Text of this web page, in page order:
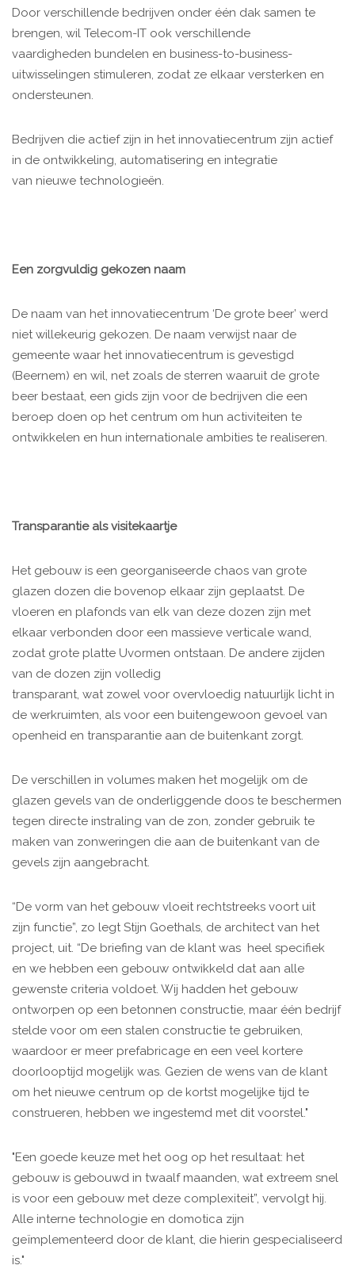
Door verschillende bedrijven onder één dak samen te
brengen, wil Telecom-IT ook verschillende
vaardigheden bundelen en business-to-business-
uitwisselingen stimuleren, zodat ze elkaar versterken en
ondersteunen.
Bedrijven die actief zijn in het innovatiecentrum zijn actief
in de ontwikkeling, automatisering en integratie
van nieuwe technologieën.
Een zorgvuldig gekozen naam
De naam van het innovatiecentrum ‘De grote beer’ werd
niet willekeurig gekozen. De naam verwijst naar de
gemeente waar het innovatiecentrum is gevestigd
(Beernem) en wil, net zoals de sterren waaruit de grote
beer bestaat, een gids zijn voor de bedrijven die een
beroep doen op het centrum om hun activiteiten te
ontwikkelen en hun internationale ambities te realiseren.
Transparantie als visitekaartje
Het gebouw is een georganiseerde chaos van grote
glazen dozen die bovenop elkaar zijn geplaatst. De
vloeren en plafonds van elk van deze dozen zijn met
elkaar verbonden door een massieve verticale wand,
zodat grote platte Uvormen ontstaan. De andere zijden
van de dozen zijn volledig
transparant, wat zowel voor overvloedig natuurlijk licht in
de werkruimten, als voor een buitengewoon gevoel van
openheid en transparantie aan de buitenkant zorgt.
De verschillen in volumes maken het mogelijk om de
glazen gevels van de onderliggende doos te beschermen
tegen directe instraling van de zon, zonder gebruik te
maken van zonweringen die aan de buitenkant van de
gevels zijn aangebracht.
“De vorm van het gebouw vloeit rechtstreeks voort uit
zijn functie”, zo legt Stijn Goethals, de architect van het
project, uit. “De briefing van de klant was heel specifiek
en we hebben een gebouw ontwikkeld dat aan alle
gewenste criteria voldoet. Wij hadden het gebouw
ontworpen op een betonnen constructie, maar één bedrijf
stelde voor om een stalen constructie te gebruiken,
waardoor er meer prefabricage en een veel kortere
doorlooptijd mogelijk was. Gezien de wens van de klant
om het nieuwe centrum op de kortst mogelijke tijd te
construeren, hebben we ingestemd met dit voorstel."
"Een goede keuze met het oog op het resultaat: het
gebouw is gebouwd in twaalf maanden, wat extreem snel
is voor een gebouw met deze complexiteit”, vervolgt hij.
Alle interne technologie en domotica zijn
geïmplementeerd door de klant, die hierin gespecialiseerd
is."